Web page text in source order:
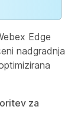
Edge
nadgradnja
za